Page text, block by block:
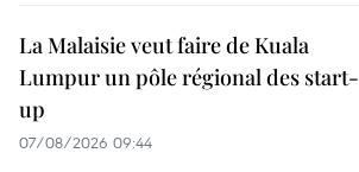
La Malaisie veut faire de Kuala
Lumpur un pôle régional des start-
up
07/08/2026 09:44